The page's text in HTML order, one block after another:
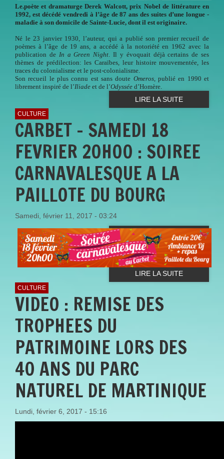
Le.poète et dramaturge Derek Walcott, prix Nobel de ­littérature en
1992, est décédé ­vendredi à l’âge de 87 ans des suites d’une longue ­
maladie à son domicile de Sainte-­Lucie, dont il est originaire.
Né le 23 janvier 1930, l’auteur, qui a publié son premier recueil de
poèmes à l’âge de 19 ans, a accédé à la notoriété en 1962 avec la
publication de In a Green Night . Il y évoquait déjà certains de ses
thèmes de prédilection: les Caraïbes, leur histoire mouvementée, les
traces du colonialisme et le post-colonialisme.
Son recueil le plus connu est sans doute Omeros, publié en 1990 et
librement inspiré de l’Iliade et de l’Odyssée d’Homère.
LIRE LA SUITE
CULTURE
CARBET - SAMEDI 18
FEVRIER 20H00 : SOIREE
CARNAVALESQUE A LA
PAILLOTE DU BOURG
Samedi, février 11, 2017 - 03:24
LIRE LA SUITE
CULTURE
VIDEO : REMISE DES
TROPHEES DU
PATRIMOINE LORS DES
40 ANS DU PARC
NATUREL DE MARTINIQUE
Lundi, février 6, 2017 - 15:16